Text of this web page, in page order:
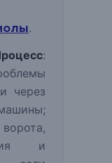
.
:
через
и